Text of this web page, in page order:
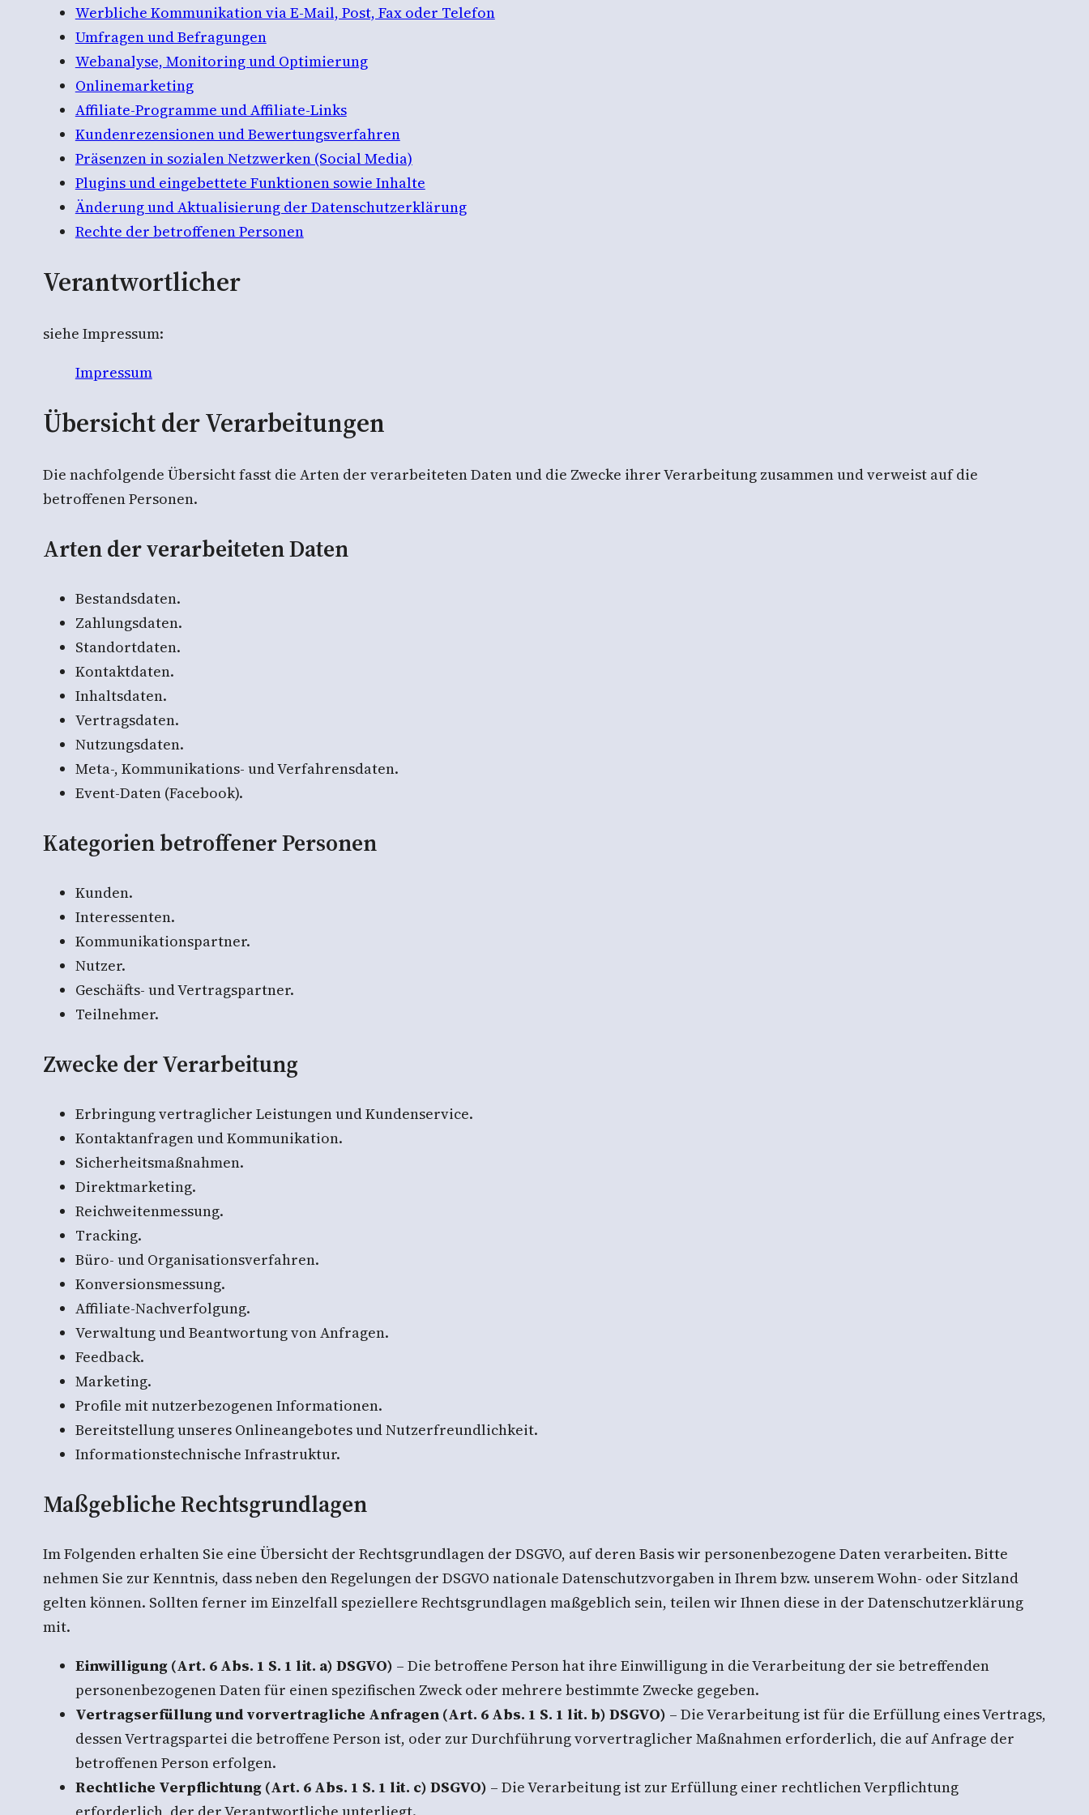
Werbliche Kommunikation via E-Mail, Post, Fax oder Telefon
Umfragen und Befragungen
Webanalyse, Monitoring und Optimierung
Onlinemarketing
Affiliate-Programme und Affiliate-Links
Kundenrezensionen und Bewertungsverfahren
Präsenzen in sozialen Netzwerken (Social Media)
Plugins und eingebettete Funktionen sowie Inhalte
Änderung und Aktualisierung der Datenschutzerklärung
Rechte der betroffenen Personen
Verantwortlicher
siehe Impressum:
Impressum
Übersicht der Verarbeitungen
Die nachfolgende Übersicht fasst die Arten der verarbeiteten Daten und die Zwecke ihrer Verarbeitung zusammen und verweist auf die
betroffenen Personen.
Arten der verarbeiteten Daten
Bestandsdaten.
Zahlungsdaten.
Standortdaten.
Kontaktdaten.
Inhaltsdaten.
Vertragsdaten.
Nutzungsdaten.
Meta-, Kommunikations- und Verfahrensdaten.
Event-Daten (Facebook).
Kategorien betroffener Personen
Kunden.
Interessenten.
Kommunikationspartner.
Nutzer.
Geschäfts- und Vertragspartner.
Teilnehmer.
Zwecke der Verarbeitung
Erbringung vertraglicher Leistungen und Kundenservice.
Kontaktanfragen und Kommunikation.
Sicherheitsmaßnahmen.
Direktmarketing.
Reichweitenmessung.
Tracking.
Büro- und Organisationsverfahren.
Konversionsmessung.
Affiliate-Nachverfolgung.
Verwaltung und Beantwortung von Anfragen.
Feedback.
Marketing.
Profile mit nutzerbezogenen Informationen.
Bereitstellung unseres Onlineangebotes und Nutzerfreundlichkeit.
Informationstechnische Infrastruktur.
Maßgebliche Rechtsgrundlagen
Im Folgenden erhalten Sie eine Übersicht der Rechtsgrundlagen der DSGVO, auf deren Basis wir personenbezogene Daten verarbeiten. Bitte
nehmen Sie zur Kenntnis, dass neben den Regelungen der DSGVO nationale Datenschutzvorgaben in Ihrem bzw. unserem Wohn- oder Sitzland
gelten können. Sollten ferner im Einzelfall speziellere Rechtsgrundlagen maßgeblich sein, teilen wir Ihnen diese in der Datenschutzerklärung
mit.
Einwilligung (Art. 6 Abs. 1 S. 1 lit. a) DSGVO) – Die betroffene Person hat ihre Einwilligung in die Verarbeitung der sie betreffenden
personenbezogenen Daten für einen spezifischen Zweck oder mehrere bestimmte Zwecke gegeben.
Vertragserfüllung und vorvertragliche Anfragen (Art. 6 Abs. 1 S. 1 lit. b) DSGVO) – Die Verarbeitung ist für die Erfüllung eines Vertrags,
dessen Vertragspartei die betroffene Person ist, oder zur Durchführung vorvertraglicher Maßnahmen erforderlich, die auf Anfrage der
betroffenen Person erfolgen.
Rechtliche Verpflichtung (Art. 6 Abs. 1 S. 1 lit. c) DSGVO) – Die Verarbeitung ist zur Erfüllung einer rechtlichen Verpflichtung